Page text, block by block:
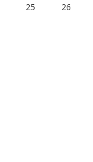
25
26